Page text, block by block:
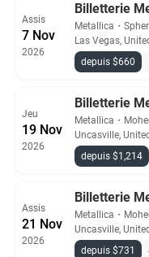
Assis
7 Nov
2026
Billetterie
Metallica ・
Las Vegas,
depuis $660
Jeu
19 Nov
2026
Billetterie
Metallica ・
Uncasville,
depuis $1,214
Assis
21 Nov
2026
Billetterie
Metallica ・
Uncasville,
depuis $731